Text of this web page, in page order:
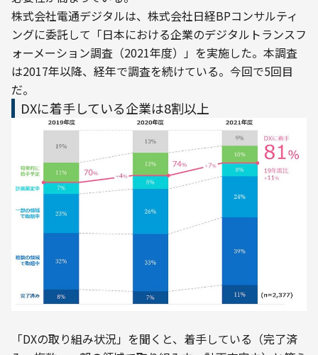
株式会社電通デジタルは、株式会社日経BPコンサルティ
ングに委託して「日本における企業のデジタルトランスフ
ォーメーション調査（2021年度）」を実施した。本調査
は2017年以降、経年で調査を続けている。今回で5回目
だ。
DXに着手している企業は8割以上
「DXの取り組み状況」を聞くと、着手している（完了済